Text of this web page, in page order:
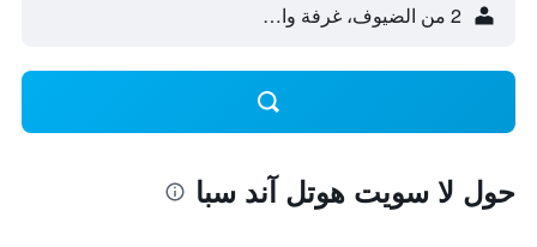
2 من الضيوف، غرفة واحدة
حول لا سويت هوتل آند سبا